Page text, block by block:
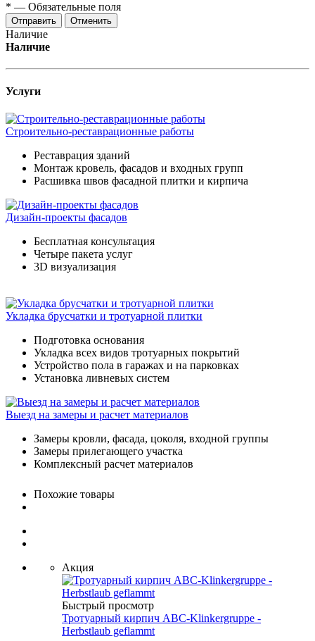
* — Обязательные поля
Отменить
Наличие
Наличие
Услуги
Строительно-реставрационные работы
Реставрация зданий
Монтаж кровель, фасадов и входных групп
Расшивка швов фасадной плитки и кирпича
Дизайн-проекты фасадов
Бесплатная консультация
Четыре пакета услуг
3D визуализация
Укладка брусчатки и тротуарной плитки
Подготовка основания
Укладка всех видов тротуарных покрытий
Устройство пола в гаражах и на парковках
Установка ливневых систем
Выезд на замеры и расчет материалов
Замеры кровли, фасада, цоколя, входной группы
Замеры прилегающего участка
Комплексный расчет материалов
Похожие товары
Акция
Быстрый просмотр
Тротуарный кирпич ABC-Klinkergruppe -
Herbstlaub geflammt